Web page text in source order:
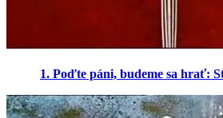
1. Poďte páni, budeme sa hrať: